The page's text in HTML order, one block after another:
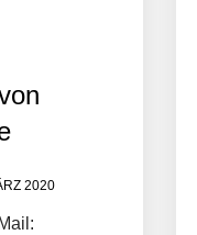
2020